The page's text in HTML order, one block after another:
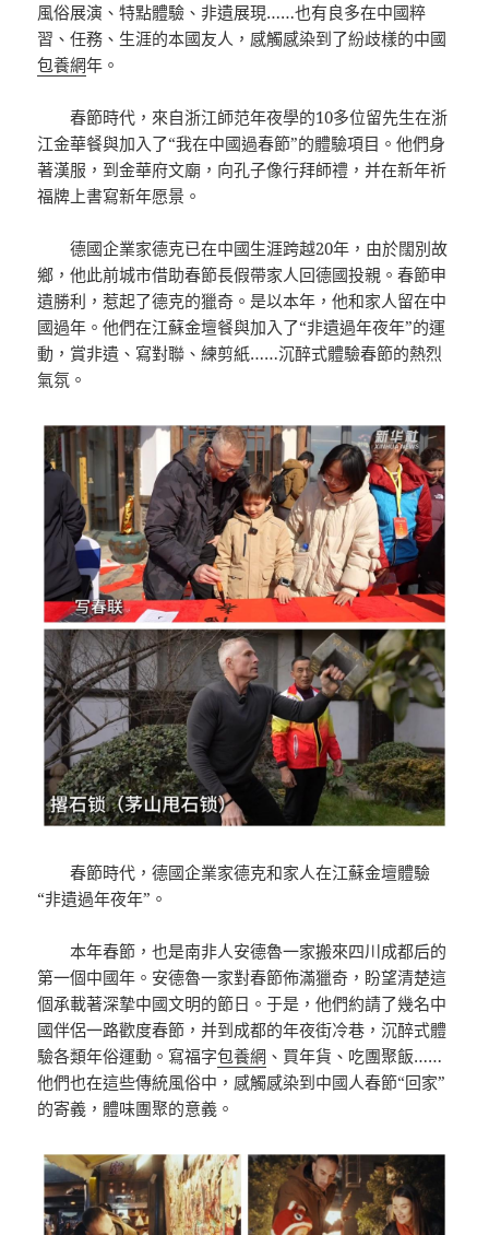
風俗展演、特點體驗、非遺展現……也有良多在中國粹
習、任務、生涯的本國友人，感觸感染到了紛歧樣的中國
包養網年。
春節時代，來自浙江師范年夜學的10多位留先生在浙
江金華餐與加入了“我在中國過春節”的體驗項目。他們身
著漢服，到金華府文廟，向孔子像行拜師禮，并在新年祈
福牌上書寫新年愿景。
德國企業家德克已在中國生涯跨越20年，由於闊別故
鄉，他此前城市借助春節長假帶家人回德國投親。春節申
遺勝利，惹起了德克的獵奇。是以本年，他和家人留在中
國過年。他們在江蘇金壇餐與加入了“非遺過年夜年”的運
動，賞非遺、寫對聯、練剪紙……沉醉式體驗春節的熱烈
氣氛。
春節時代，德國企業家德克和家人在江蘇金壇體驗
“非遺過年夜年”。
本年春節，也是南非人安德魯一家搬來四川成都后的
第一個中國年。安德魯一家對春節佈滿獵奇，盼望清楚這
個承載著深摯中國文明的節日。于是，他們約請了幾名中
國伴侶一路歡度春節，并到成都的年夜街冷巷，沉醉式體
驗各類年俗運動。寫福字包養網 、買年貨、吃團聚飯……
他們也在這些傳統風俗中，感觸感染到中國人春節“回家”
的寄義，體味團聚的意義。